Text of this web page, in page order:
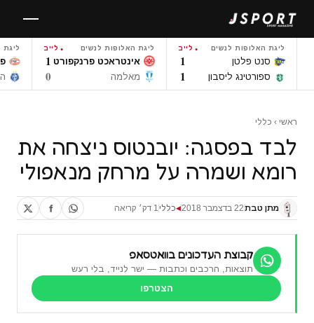
לתוכן
ליגת האלופות לנשים לייב
סנט פלטן 1
ספורטינג ליסבון 1
ליגת האלופות לנשים לייב
אינטראכט פרנקפורט 1
מאלמה 0
ליגת
ראשי › כללי
לבד בפסגה: יובנטוס ניצחה את
רומא ושמרה על מרחק מנאפולי
מתן טבת22 בדצמבר 2018 ◀כללי 1 דק׳ קריאה
קבוצת העדכונים בוואטסאפ
תוצאות, הרכבים וכתבות — ישר לנייד, בלי רעש
הצטרפו